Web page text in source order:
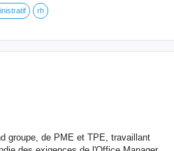
rh
groupe, de PME et TPE, travaillant